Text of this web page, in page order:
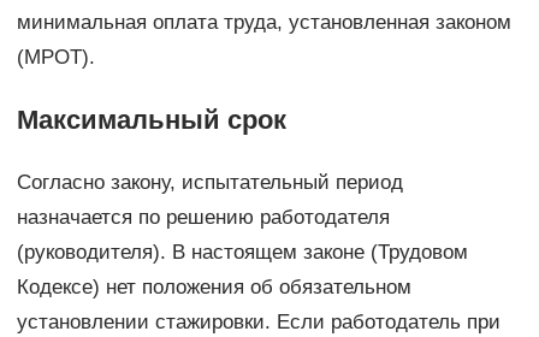
минимальная оплата труда, установленная законом
(МРОТ).
Максимальный срок
Согласно закону, испытательный период
назначается по решению работодателя
(руководителя). В настоящем законе (Трудовом
Кодексе) нет положения об обязательном
установлении стажировки. Если работодатель при